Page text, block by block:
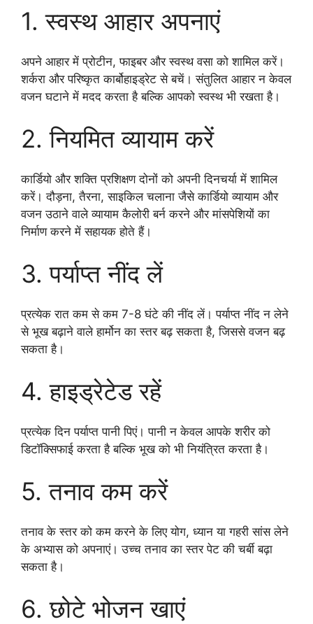
1. स्वस्थ आहार अपनाएं
अपने आहार में प्रोटीन, फाइबर और स्वस्थ वसा को शामिल करें।
शर्करा और परिष्कृत कार्बोहाइड्रेट से बचें। संतुलित आहार न केवल
वजन घटाने में मदद करता है बल्कि आपको स्वस्थ भी रखता है।
2. नियमित व्यायाम करें
कार्डियो और शक्ति प्रशिक्षण दोनों को अपनी दिनचर्या में शामिल
करें। दौड़ना, तैरना, साइकिल चलाना जैसे कार्डियो व्यायाम और
वजन उठाने वाले व्यायाम कैलोरी बर्न करने और मांसपेशियों का
निर्माण करने में सहायक होते हैं।
3. पर्याप्त नींद लें
प्रत्येक रात कम से कम 7-8 घंटे की नींद लें। पर्याप्त नींद न लेने
से भूख बढ़ाने वाले हार्मोन का स्तर बढ़ सकता है, जिससे वजन बढ़
सकता है।
4. हाइड्रेटेड रहें
प्रत्येक दिन पर्याप्त पानी पिएं। पानी न केवल आपके शरीर को
डिटॉक्सिफाई करता है बल्कि भूख को भी नियंत्रित करता है।
5. तनाव कम करें
तनाव के स्तर को कम करने के लिए योग, ध्यान या गहरी सांस लेने
के अभ्यास को अपनाएं। उच्च तनाव का स्तर पेट की चर्बी बढ़ा
सकता है।
6. छोटे भोजन खाएं